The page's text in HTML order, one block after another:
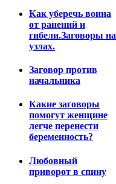
Как уберечь воина
от ранений и
гибели.Заговоры на
узлах.
Заговор против
начальника
Какие заговоры
помогут женщине
легче перенести
беременность?
Любовный
приворот в спину